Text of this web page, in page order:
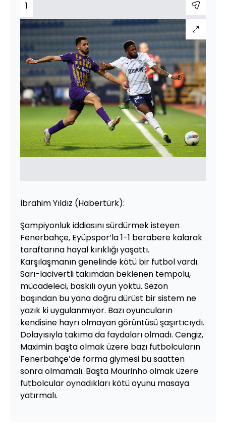
1
İbrahim Yıldız (Habertürk):
Şampiyonluk iddiasını sürdürmek isteyen
Fenerbahçe, Eyüpspor’la 1-1 berabere kalarak
taraftarına hayal kırıklığı yaşattı.
Karşılaşmanın genelinde kötü bir futbol vardı.
Sarı-lacivertli takımdan beklenen tempolu,
mücadeleci, baskılı oyun yoktu. Sezon
başından bu yana doğru dürüst bir sistem ne
yazık ki uygulanmıyor. Bazı oyuncuların
kendisine hayrı olmayan görüntüsü şaşırtıcıydı.
Dolayısıyla takıma da faydaları olmadı. Cengiz,
Maximin başta olmak üzere bazı futbolcuların
Fenerbahçe’de forma giymesi bu saatten
sonra olmamalı. Başta Mourinho olmak üzere
futbolcular oynadıkları kötü oyunu masaya
yatırmalı.